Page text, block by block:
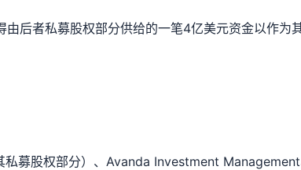
后者私募股权部分供给的一笔4亿美元资金以作为
募股权部分）、Avanda Investment